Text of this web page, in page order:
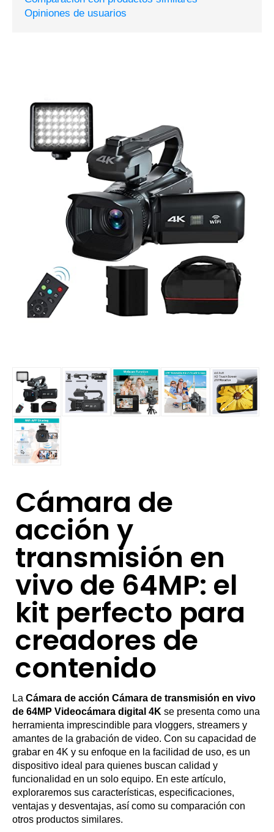
Opiniones de usuarios
Cámara de
acción y
transmisión en
vivo de 64MP: el
kit perfecto para
creadores de
contenido
La Cámara de acción Cámara de transmisión en vivo
de 64MP Videocámara digital 4K se presenta como una
herramienta imprescindible para vloggers, streamers y
amantes de la grabación de video. Con su capacidad de
grabar en 4K y su enfoque en la facilidad de uso, es un
dispositivo ideal para quienes buscan calidad y
funcionalidad en un solo equipo. En este artículo,
exploraremos sus características, especificaciones,
ventajas y desventajas, así como su comparación con
otros productos similares.